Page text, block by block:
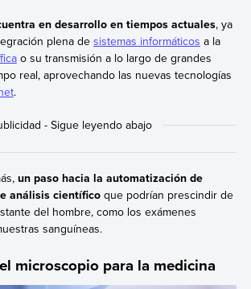
en desarrollo en tiempos actuales, ya
plena de sistemas informáticos a la
o su transmisión a lo largo de grandes
real, aprovechando las nuevas tecnologías
.
un paso hacia la automatización de
análisis científicoque podrían prescindir de
del hombre, como los exámenes
sanguíneas.
microscopio para la medicina